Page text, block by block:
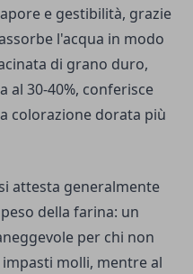
e gestibilità, grazie
l'acqua in modo
di grano duro,
al 30-40%, conferisce
colorazione dorata più
attesta generalmente
della farina: un
per chi non
molli, mentre al